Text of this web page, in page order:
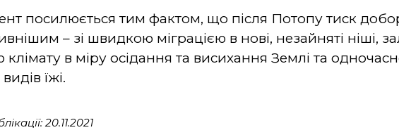
посилюється тим фактом, що після Потопу тиск
– зі швидкою міграцією в нові, незайняті ніші,
клімату в міру осідання та висихання Землі та
їжі.
20.11.2021